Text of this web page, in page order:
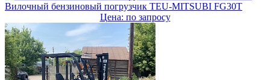
Вилочный бензиновый погрузчик TEU-MITSUBI FG30T
Цена: по запросу